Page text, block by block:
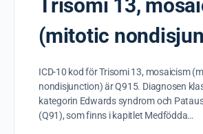
Trisomi 13,
(mitotic
ICD-10 kod för Trisomi 13, mosaicism
nondisjunction) är Q915. Diagnosen
kategorin Edwards syndrom och
(Q91), som finns i kapitlet Medfödda…